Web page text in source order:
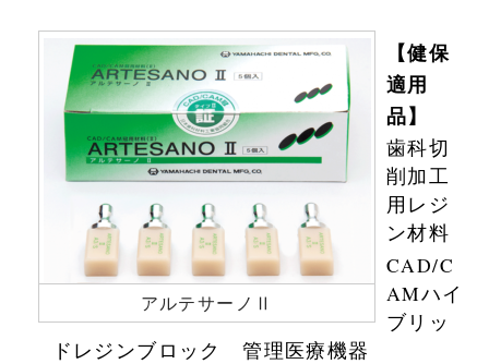
お問い合わせ
アルテサーノⅡ
【健保
適用
品】
歯科切
削加工
用レジ
ン材料
CAD/C
AMハイ
ブリッ
ドレジンブロック 管理医療機器